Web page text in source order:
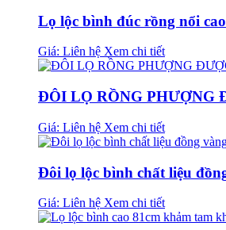
Lọ lộc bình đúc rồng nổi
Giá: Liên hệ Xem chi tiết
ĐÔI LỌ RỒNG PHƯỢNG
Giá: Liên hệ Xem chi tiết
Đôi lọ lộc bình chất liệu
Giá: Liên hệ Xem chi tiết